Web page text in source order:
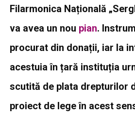
Filarmonica Națională
va avea un nou pian.
procurat din donații, iar la
acestuia în țară instituția
scutită de plata drepturilor
proiect de lege în acest